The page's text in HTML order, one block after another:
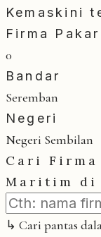
Kemaskini
Firma Pakar
0
Bandar
Seremban
Negeri
Negeri Sembilan
Cari Firma
Maritim di
↳ Cari pantas